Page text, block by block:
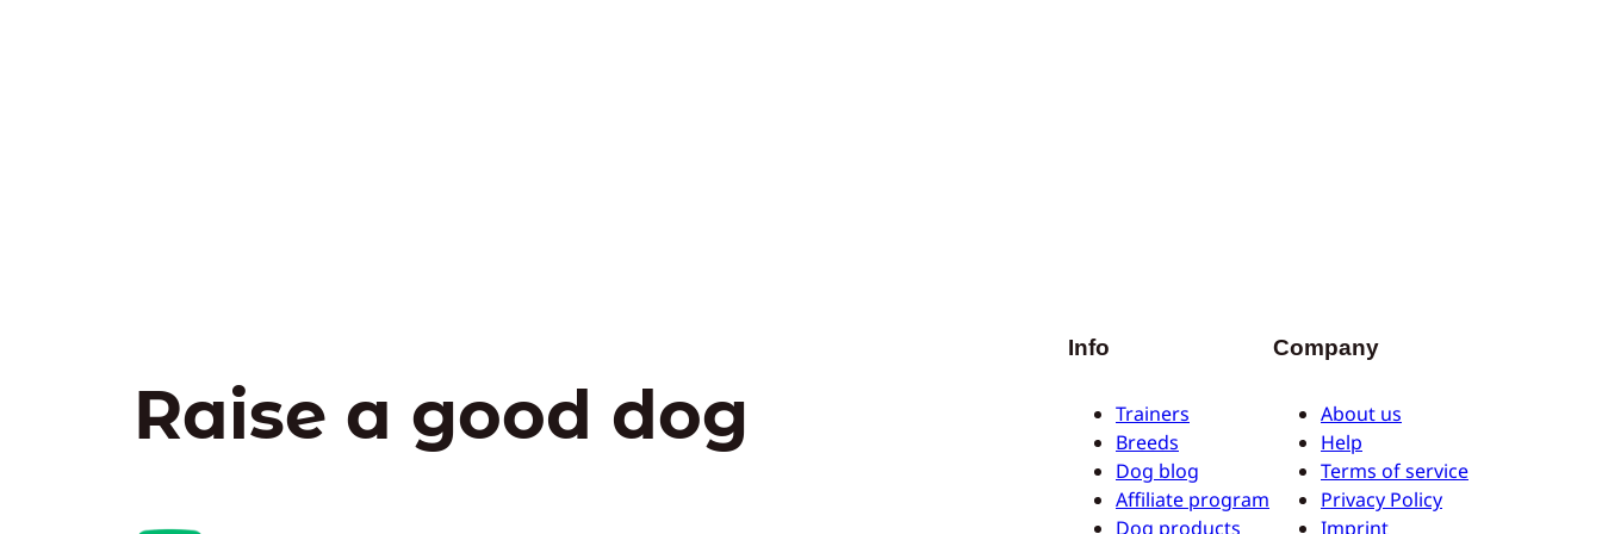
Raise a good dog
Info
Trainers
Breeds
Dog blog
Affiliate program
Dog products
Company
About us
Help
Terms of service
Privacy Policy
Imprint